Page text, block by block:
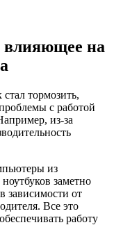
влияющее на
стал тормозить,
с работой
из-за
из
заметно
зависимости от
Все это
работу